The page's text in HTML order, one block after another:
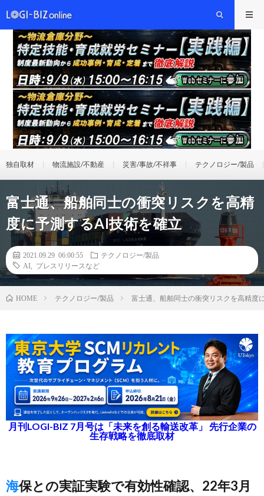
独自取材 物流施設/不動産 災害/事故/不祥事 テクノロジー/製品
富士通、船舶同士の衝突リスクを高精
度に予測するAI技術を確立
2021.09.29 06:00:55
テクノロジー/製品
AI
プレスリリースなど
HOME テクノロジー/製品 富士通、船舶同士の衝突リスクを高精度
月刊LOGI-BIZ 7月号は「未来を創る輸送改革」 先行企業の
生存戦略を徹底取材
海保との実証実験で有効性確認、22年3月